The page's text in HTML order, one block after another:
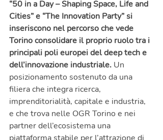
“50 in a Day – Shaping Space, Life and
Cities” e “The Innovation Party” si
inseriscono nel percorso che vede
Torino consolidare il proprio ruolo tra i
principali poli europei del deep tech e
dell’innovazione industriale. Un
posizionamento sostenuto da una
filiera che integra ricerca,
imprenditorialità, capitale e industria,
e che trova nelle OGR Torino e nei
partner dell’ecosistema una